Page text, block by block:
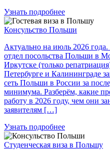
Узнать подробнее
Консульство Польши
Актуально на июль 2026
отдел посольства Польши в
Иркутске (только
Петербурге и Калининграде
сеть Польши в России за
минимума. Разберём, какие
работу в 2026 году, чем они
заявителям […]
Узнать подробнее
Студенческая виза в Польшу